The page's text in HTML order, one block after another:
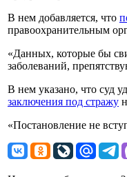
В нем добавляется, что
правоохранительным
«Данных, которые бы
заболеваний,
В нем указано, что суд
заключения под стражу
«Постановление не